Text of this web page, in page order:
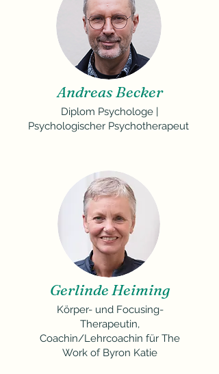
Andreas Becker
Diplom Psychologe |
Psychologischer Psychotherapeut
Gerlinde Heiming
Körper- und Focusing-
Therapeutin,
Coachin/Lehrcoachin für The
Work of Byron Katie